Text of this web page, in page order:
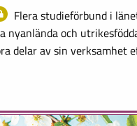
Flera studieförbund i
nyanlända och
delar av sin verksamhet